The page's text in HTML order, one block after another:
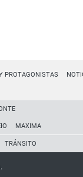
PROTAGONISTAS
MAXIMA
TRÁNSITO